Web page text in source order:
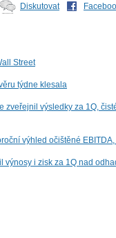
Diskutovat
Street
týdne klesala
zveřejnil výsledky za 1Q,
výhled očištěné
výnosy i zisk za 1Q nad